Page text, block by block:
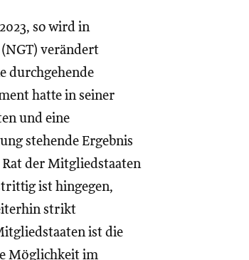
so wird in
verändert
durchgehende
hatte in seiner
und eine
stehende Ergebnis
der Mitgliedstaaten
ist hingegen,
strikt
ist die
Möglichkeit im